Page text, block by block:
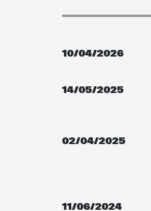
10/04/2026
14/05/2025
02/04/2025
11/06/2024